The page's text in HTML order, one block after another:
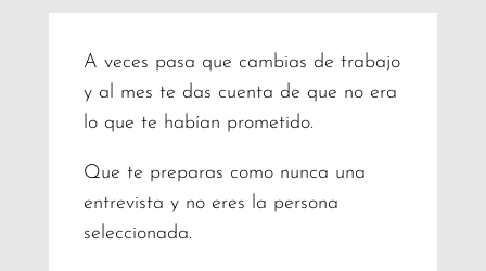
A veces pasa que cambias de trabajo
y al mes te das cuenta de que no era
lo que te habían prometido.
Que te preparas como nunca una
entrevista y no eres la persona
seleccionada.